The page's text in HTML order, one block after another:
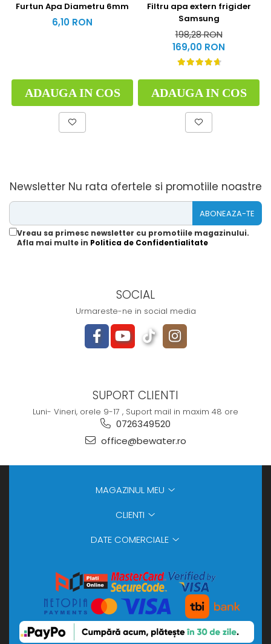
Furtun Apa Diametru 6mm
6,10 RON
ADAUGA IN COS
Filtru apa extern frigider
Samsung
198,28 RON
169,00 RON
ADAUGA IN COS
Newsletter Nu rata ofertele si promotiile noastre
Vreau sa primesc newsletter cu promotiile magazinului.
Afla mai multe in Politica de Confidentialitate
SOCIAL
Urmareste-ne in social media
SUPORT CLIENTI
Luni- Vineri, orele 9-17 , Suport mail in maxim 48 ore
0726349520
office@bewater.ro
MAGAZINUL MEU
CLIENTI
DATE COMERCIALE